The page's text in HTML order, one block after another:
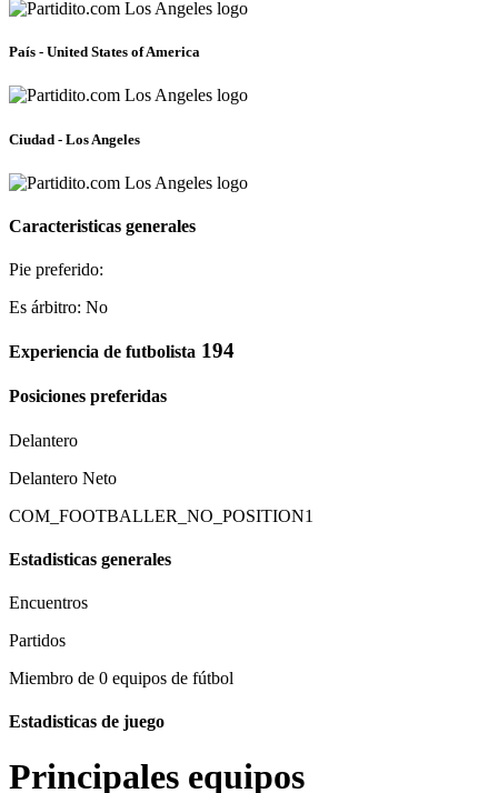
País - United States of America
Ciudad - Los Angeles
Caracteristicas generales
Pie preferido:
Es árbitro: No
Experiencia de futbolista 194
Posiciones preferidas
Delantero
Delantero Neto
COM_FOOTBALLER_NO_POSITION1
Estadisticas generales
Encuentros
Partidos
Miembro de 0 equipos de fútbol
Estadisticas de juego
Principales equipos